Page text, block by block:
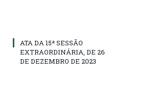
ATA DA 15ª SESSÃO
EXTRAORDINÁRIA, DE 26
DE DEZEMBRO DE 2023